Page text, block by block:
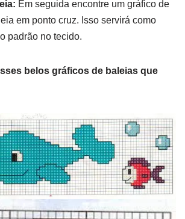
Em seguida encontre um gráfico de
em ponto cruz. Isso servirá como
padrão no tecido.
belos gráficos de baleias que